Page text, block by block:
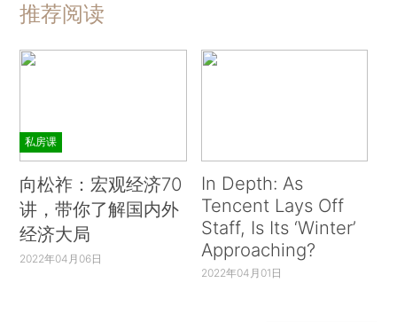
推荐阅读
私房课
向松祚：宏观经济70
讲，带你了解国内外
经济大局
2022年04月06日
In Depth: As
Tencent Lays Off
Staff, Is Its ‘Winter’
Approaching?
2022年04月01日